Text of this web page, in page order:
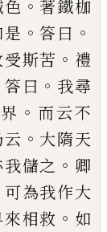
。著鐵枷
。答曰 。
受斯苦 。 禮
答曰 。 我尋
。 而云不
云 。 大隋天
儲之 。 卿
可為我作大
來相救 。 如